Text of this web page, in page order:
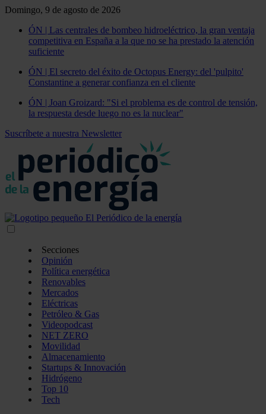
Domingo, 9 de agosto de 2026
ÓN | Las centrales de bombeo hidroeléctrico, la gran ventaja
competitiva en España a la que no se ha prestado la atención
suficiente
ÓN | El secreto del éxito de Octopus Energy: del 'pulpito'
Constantine a generar confianza en el cliente
ÓN | Joan Groizard: "Si el problema es de control de tensión,
la respuesta desde luego no es la nuclear"
Suscríbete a nuestra Newsletter
Secciones
Opinión
Política energética
Renovables
Mercados
Eléctricas
Petróleo & Gas
Videopodcast
NET ZERO
Movilidad
Almacenamiento
Startups & Innovación
Hidrógeno
Top 10
Tech